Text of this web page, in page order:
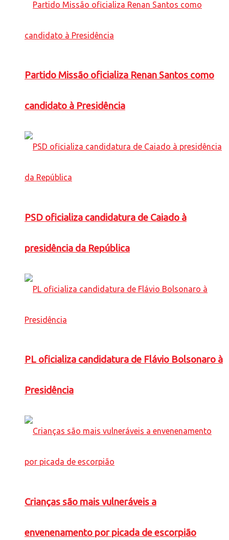
Partido Missão oficializa Renan Santos como
candidato à Presidência
PSD oficializa candidatura de Caiado à
presidência da República
PL oficializa candidatura de Flávio Bolsonaro à
Presidência
Crianças são mais vulneráveis a
envenenamento por picada de escorpião